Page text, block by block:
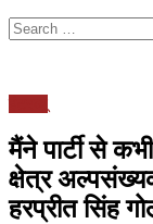
Search
for:
मैंने पार्टी से
क्षेत्र अल्पसंख्यक
हरप्रीत सिंह